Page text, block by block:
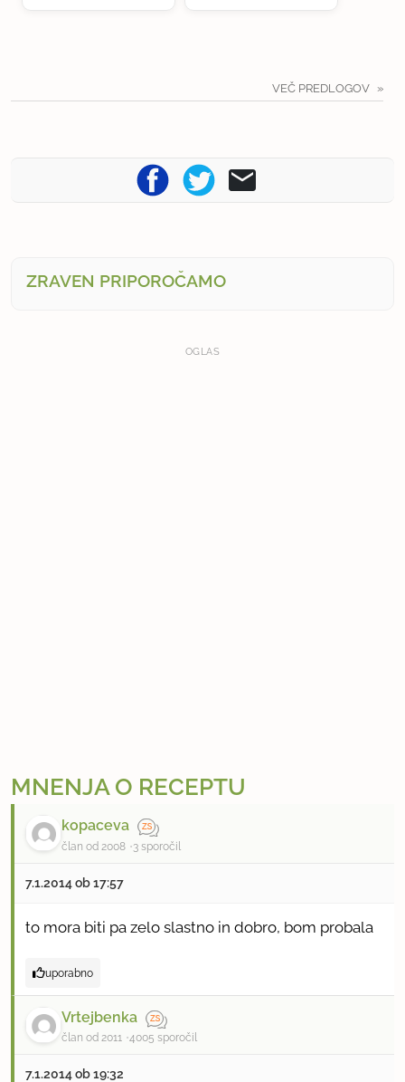
VEČ PREDLOGOV
ZRAVEN PRIPOROČAMO
OGLAS
MNENJA O RECEPTU
kopaceva
član od 2008 3 sporočil
7.1.2014 ob 17:57
to mora biti pa zelo slastno in dobro, bom probala
uporabno
Vrtejbenka
član od 2011 4005 sporočil
7.1.2014 ob 19:32